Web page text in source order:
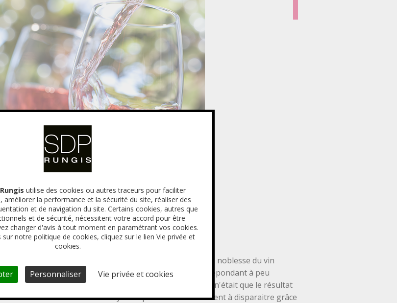
TENDANCE
aux yeux duquel il ne bénéficiait (en théorie) ni de la noblesse du vin
à tort, comme une boisson exclusive à l'apéritif répondant à peu
partie des consommateurs pensaient même que le rosé n'était que le résultat
évidemment une fausse croyance qui tend heureusement à disparaitre grâce
utilise des cookies ou autres traceurs pour faciliter
améliorer la performance et la sécurité du site, réaliser des
et de navigation du site. Certains cookies, autres que
et de sécurité, nécessitent votre accord pour être
changer d'avis à tout moment en paramétrant vos cookies.
sur notre politique de cookies, cliquez sur le lien Vie privée et
cookies.
Personnaliser Vie privée et cookies